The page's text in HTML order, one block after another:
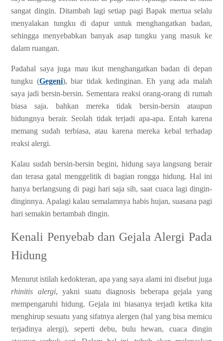
sangat dingin. Ditambah lagi setiap pagi Bapak mertua selalu
menyalakan tungku di dapur untuk menghangatkan badan,
sehingga menyebabkan banyak asap tungku yang masuk ke
dalam ruangan.
Padahal saya juga mau ikut menghangatkan badan di depan
tungku (Gegeni), biar tidak kedinginan. Eh yang ada malah
saya jadi bersin-bersin. Sementara reaksi orang-orang di rumah
biasa saja. bahkan mereka tidak bersin-bersin ataupun
hidungnya berair. Seolah tidak terjadi apa-apa. Entah karena
memang sudah terbiasa, atau karena mereka kebal terhadap
reaksi alergi.
Kalau sudah bersin-bersin begini, hidung saya langsung berair
dan terasa gatal menggelitik di bagian rongga hidung. Hal ini
hanya berlangsung di pagi hari saja sih, saat cuaca lagi dingin-
dinginnya. Apalagi kalau semalamnya habis hujan, suasana pagi
hari semakin bertambah dingin.
Kenali Penyebab dan Gejala Alergi Pada
Hidung
Menurut istilah kedokteran, apa yang saya alami ini disebut juga
rhinitis alergi, yakni suatu diagnosis beberapa gejala yang
mempengaruhi hidung. Gejala ini biasanya terjadi ketika kita
menghirup sesuatu yang sifatnya alergen (hal yang bisa memicu
terjadinya alergi), seperti debu, bulu hewan, cuaca dingin